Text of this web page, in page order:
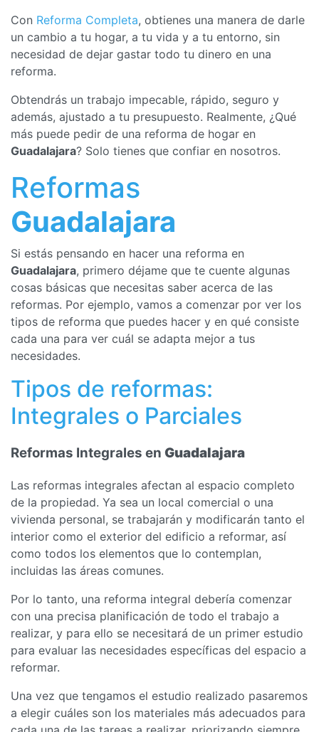
Con Reforma Completa, obtienes una manera de darle
un cambio a tu hogar, a tu vida y a tu entorno, sin
necesidad de dejar gastar todo tu dinero en una
reforma.
Obtendrás un trabajo impecable, rápido, seguro y
además, ajustado a tu presupuesto. Realmente, ¿Qué
más puede pedir de una reforma de hogar en
Guadalajara? Solo tienes que confiar en nosotros.
Reformas
Guadalajara
Si estás pensando en hacer una reforma en
Guadalajara, primero déjame que te cuente algunas
cosas básicas que necesitas saber acerca de las
reformas. Por ejemplo, vamos a comenzar por ver los
tipos de reforma que puedes hacer y en qué consiste
cada una para ver cuál se adapta mejor a tus
necesidades.
Tipos de reformas:
Integrales o Parciales
Reformas Integrales en Guadalajara
Las reformas integrales afectan al espacio completo
de la propiedad. Ya sea un local comercial o una
vivienda personal, se trabajarán y modificarán tanto el
interior como el exterior del edificio a reformar, así
como todos los elementos que lo contemplan,
incluidas las áreas comunes.
Por lo tanto, una reforma integral debería comenzar
con una precisa planificación de todo el trabajo a
realizar, y para ello se necesitará de un primer estudio
para evaluar las necesidades específicas del espacio a
reformar.
Una vez que tengamos el estudio realizado pasaremos
a elegir cuáles son los materiales más adecuados para